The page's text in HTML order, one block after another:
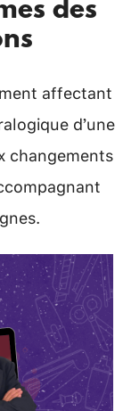
des
affectant
d’une
changements